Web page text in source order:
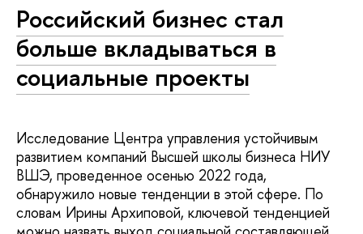
Российский бизнес стал
больше вкладываться в
социальные проекты
Исследование Центра управления устойчивым
развитием компаний Высшей школы бизнеса НИУ
ВШЭ, проведенное осенью 2022 года,
обнаружило новые тенденции в этой сфере. По
словам Ирины Архиповой, ключевой тенденцией